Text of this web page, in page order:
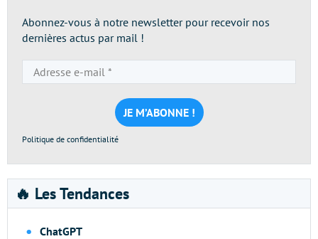
Abonnez-vous à notre newsletter pour recevoir nos
dernières actus par mail !
e-
mail
*
Politique de confidentialité
🔥 Les Tendances
ChatGPT